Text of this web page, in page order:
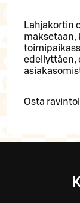
Lahjakortin
maksetaan,
edellyttäen,
Osta